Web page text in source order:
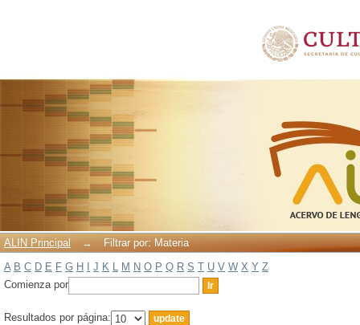
ALIN Principal →
Filtrar por: Materia
A B C D E F G H J K L M N O P Q R S T U V W X Y Z
Comienza por
Resultados por página: